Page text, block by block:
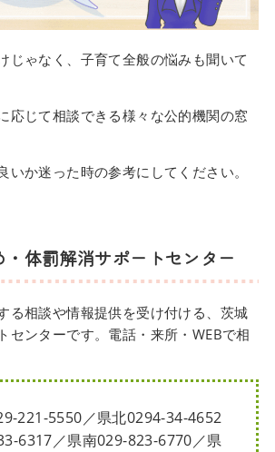
じゃなく、子育て全般の悩みも聞いて
応じて相談できる様々な公的機関の窓
いか迷った時の参考にしてください。
体罰解消サポートセンター
る相談や情報提供を受け付ける、茨城
センターです。電話・来所・WEBで相
221-5550／県北0294-34-4652
6317／県南029-823-6770／県